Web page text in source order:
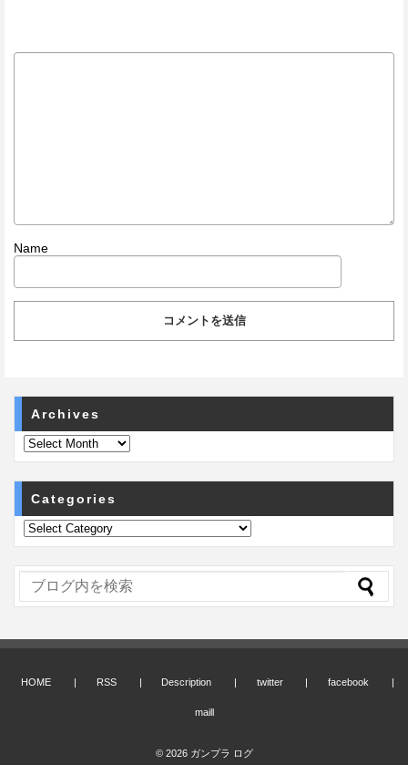
Name
Archives
Categories
HOME RSS Description twitter facebook
maill
© 2026 ガンプラ ログ